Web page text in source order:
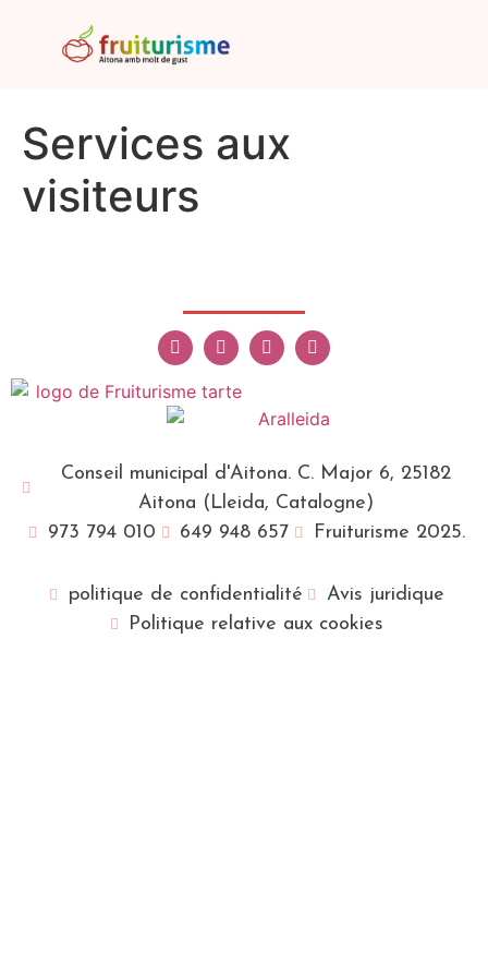
Services aux
visiteurs
Conseil municipal d'Aitona. C. Major 6, 25182
Aitona (Lleida, Catalogne)
973 794 010
649 948 657 Fruiturisme 2025.
politique de confidentialité
Avis juridique
Politique relative aux cookies